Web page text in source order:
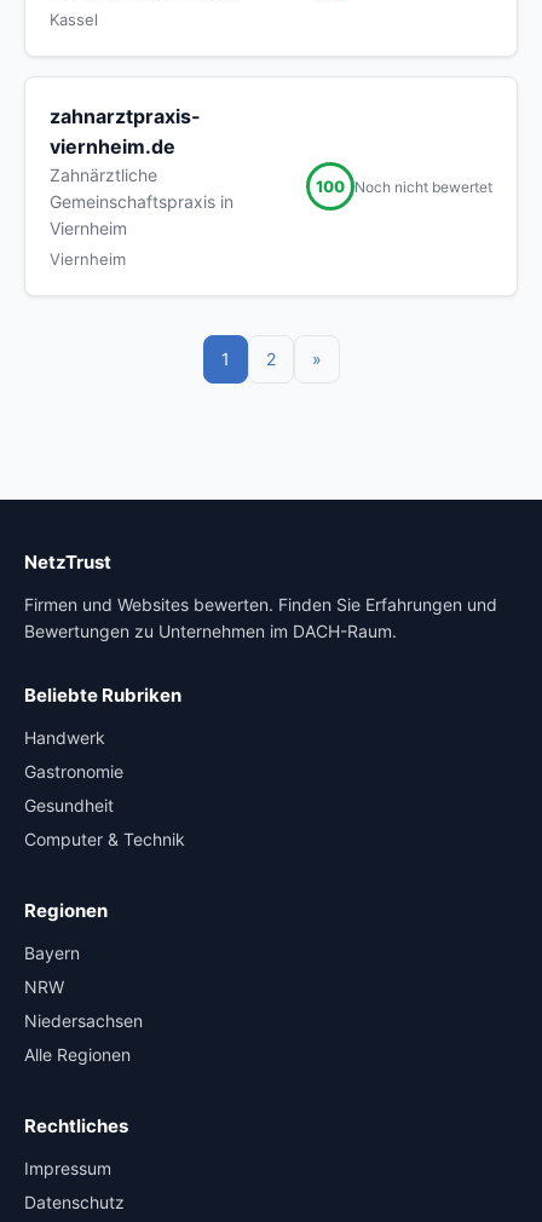
Kassel
zahnarztpraxis-
viernheim.de
Zahnärztliche
Gemeinschaftspraxis in
Viernheim
Viernheim
100 Noch nicht bewertet
1 2 »
NetzTrust
Firmen und Websites bewerten. Finden Sie Erfahrungen und
Bewertungen zu Unternehmen im DACH-Raum.
Beliebte Rubriken
Handwerk
Gastronomie
Gesundheit
Computer & Technik
Regionen
Bayern
NRW
Niedersachsen
Alle Regionen
Rechtliches
Impressum
Datenschutz